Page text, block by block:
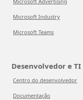
Microsoft Industry
Microsoft Teams
Desenvolvedor e TI
Centro do desenvolvedor
Documentação